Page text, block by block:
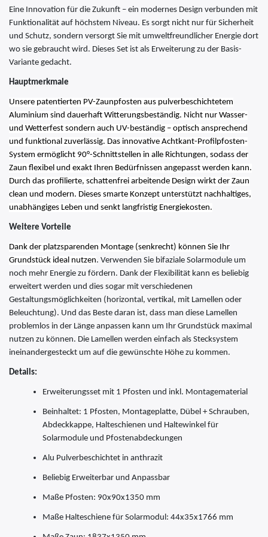
Eine Innovation für die Zukunft – ein modernes Design verbunden mit
Funktionalität auf höchstem Niveau. Es sorgt nicht nur für Sicherheit
und Schutz, sondern versorgt Sie mit umweltfreundlicher Energie dort
wo sie gebraucht wird. Dieses Set ist als Erweiterung zu der Basis-
Variante gedacht.
Hauptmerkmale
Unsere patentierten PV-Zaunpfosten aus pulverbeschichtetem
Aluminium sind dauerhaft Witterungsbeständig. Nicht nur Wasser-
und Wetterfest sondern auch UV-beständig – optisch ansprechend
und funktional zuverlässig. Das innovative Achtkant-Profilpfosten-
System ermöglicht 90°-Schnittstellen in alle Richtungen, sodass der
Zaun flexibel und exakt Ihren Bedürfnissen angepasst werden kann.
Durch das profilierte, schattenfrei arbeitende Design wirkt der Zaun
clean und modern. Dieses smarte Konzept unterstützt nachhaltiges,
unabhängiges Leben und senkt langfristig Energiekosten.
Weitere Vorteile
Dank der platzsparenden Montage (senkrecht) können Sie Ihr
Grundstück ideal nutzen. Verwenden Sie bifaziale Solarmodule um
noch mehr Energie zu fördern. Dank der Flexibilität kann es beliebig
erweitert werden und dies sogar mit verschiedenen
Gestaltungsmöglichkeiten (horizontal, vertikal, mit Lamellen oder
Beleuchtung). Und das Beste daran ist, dass man diese Lamellen
problemlos in der Länge anpassen kann um Ihr Grundstück maximal
nutzen zu können. Die Lamellen werden einfach als Stecksystem
ineinandergesteckt um auf die gewünschte Höhe zu kommen.
Details:
Erweiterungsset mit 1 Pfosten und inkl. Montagematerial
Beinhaltet: 1 Pfosten, Montageplatte, Dübel + Schrauben,
Abdeckkappe, Halteschienen und Haltewinkel für
Solarmodule und Pfostenabdeckungen
Alu Pulverbeschichtet in anthrazit
Beliebig Erweiterbar und Anpassbar
Maße Pfosten: 90x90x1350 mm
Maße Halteschiene für Solarmodul: 44x35x1766 mm